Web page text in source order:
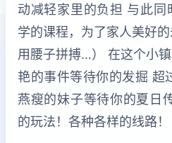
动减轻家里的负担 与此同
学的课程，为了家人美好
用腰子拼搏…） 在这个小
艳的事件等待你的发掘 超
燕瘦的妹子等待你的夏日
的玩法！各种各样的线路！